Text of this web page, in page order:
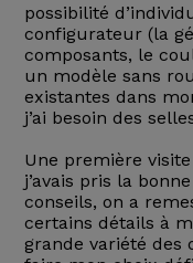
possibilité
configurateur (la
composants, le
un modèle sans
existantes dans
j’ai besoin des
Une première
j’avais pris la
conseils, on a
certains détails à
grande variété